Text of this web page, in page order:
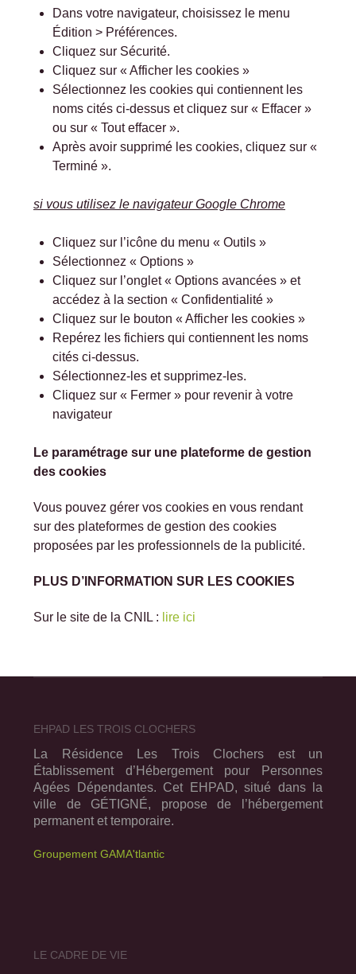
Dans votre navigateur, choisissez le menu
Édition > Préférences.
Cliquez sur Sécurité.
Cliquez sur « Afficher les cookies »
Sélectionnez les cookies qui contiennent les
noms cités ci-dessus et cliquez sur « Effacer »
ou sur « Tout effacer ».
Après avoir supprimé les cookies, cliquez sur «
Terminé ».
si vous utilisez le navigateur Google Chrome
Cliquez sur l’icône du menu « Outils »
Sélectionnez « Options »
Cliquez sur l’onglet « Options avancées » et
accédez à la section « Confidentialité »
Cliquez sur le bouton « Afficher les cookies »
Repérez les fichiers qui contiennent les noms
cités ci-dessus.
Sélectionnez-les et supprimez-les.
Cliquez sur « Fermer » pour revenir à votre
navigateur
Le paramétrage sur une plateforme de gestion
des cookies
Vous pouvez gérer vos cookies en vous rendant
sur des plateformes de gestion des cookies
proposées par les professionnels de la publicité.
PLUS D’INFORMATION SUR LES COOKIES
Sur le site de la CNIL : lire ici
EHPAD LES TROIS CLOCHERS
La Résidence Les Trois Clochers est un
Établissement d’Hébergement pour Personnes
Agées Dépendantes. Cet EHPAD, situé dans la
ville de GÉTIGNÉ, propose de l’hébergement
permanent et temporaire.
Groupement GAMA'tlantic
LE CADRE DE VIE